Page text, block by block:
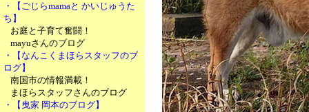
・【ごじらmamaと かいじゅうた
ち】
お庭と子育て奮闘！
mayuさんのブログ
・【なんこくまほらスタッフのブ
ログ】
南国市の情報満載！
まほらスタッフさんのブログ
・【曳家 岡本のブログ】